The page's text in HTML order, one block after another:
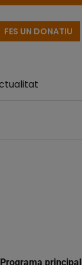
FES UN DONATIU
Programa principal